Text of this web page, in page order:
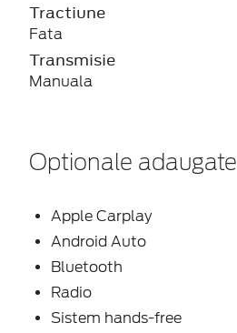
Tractiune
Fata
Transmisie
Manuala
Optionale adaugate
Apple Carplay
Android Auto
Bluetooth
Radio
Sistem hands-free